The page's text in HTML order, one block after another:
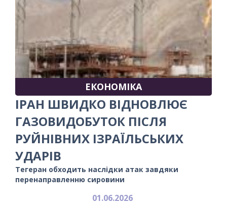
ЕКОНОМІКА
ІРАН ШВИДКО ВІДНОВЛЮЄ
ГАЗОВИДОБУТОК ПІСЛЯ
РУЙНІВНИХ ІЗРАЇЛЬСЬКИХ
УДАРІВ
Тегеран обходить наслідки атак завдяки
перенаправленню сировини
01.06.2026